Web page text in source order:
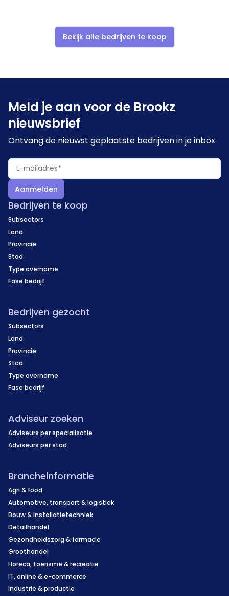
Het klantenbestand: van investeerders,
persoonlijke overdracht van connecties met de
startups, trainers, coaches, en nieuwsbrief
De domeinnaam, website, promotiemateriaal, etc.
Indien gewenst: hulp bij de opstart en overdracht,
Bekijk alle bedrijven te koop
Meld je aan voor de Brookz
nieuwsbrief
Ontvang de nieuwst geplaatste bedrijven in je inbox
Aanmelden
Bedrijven te koop
Subsectors
Land
Provincie
Stad
Type overname
Fase bedrijf
Bedrijven gezocht
Subsectors
Land
Provincie
Stad
Type overname
Fase bedrijf
Adviseur zoeken
Adviseurs per specialisatie
Adviseurs per stad
Brancheinformatie
Agri & food
Automotive, transport & logistiek
Bouw & Installatietechniek
Detailhandel
Gezondheidszorg & farmacie
Groothandel
Horeca, toerisme & recreatie
IT, online & e-commerce
Industrie & productie